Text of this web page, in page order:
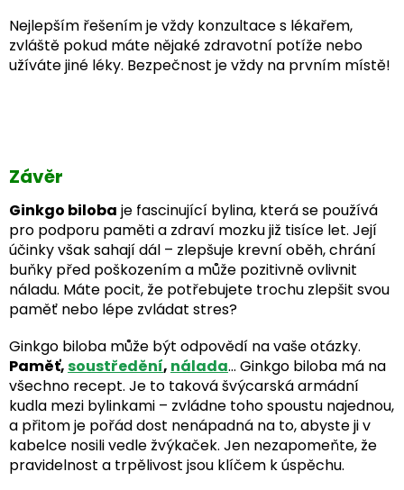
Nejlepším řešením je vždy konzultace s lékařem,
zvláště pokud máte nějaké zdravotní potíže nebo
užíváte jiné léky. Bezpečnost je vždy na prvním místě!
Závěr
Ginkgo biloba je fascinující bylina, která se používá
pro podporu paměti a zdraví mozku již tisíce let. Její
účinky však sahají dál – zlepšuje krevní oběh, chrání
buňky před poškozením a může pozitivně ovlivnit
náladu. Máte pocit, že potřebujete trochu zlepšit svou
paměť nebo lépe zvládat stres?
Ginkgo biloba může být odpovědí na vaše otázky.
Paměť,soustředění, nálada... Ginkgo biloba má na
všechno recept. Je to taková švýcarská armádní
kudla mezi bylinkami – zvládne toho spoustu najednou,
a přitom je pořád dost nenápadná na to, abyste ji v
kabelce nosili vedle žvýkaček. Jen nezapomeňte, že
pravidelnost a trpělivost jsou klíčem k úspěchu.